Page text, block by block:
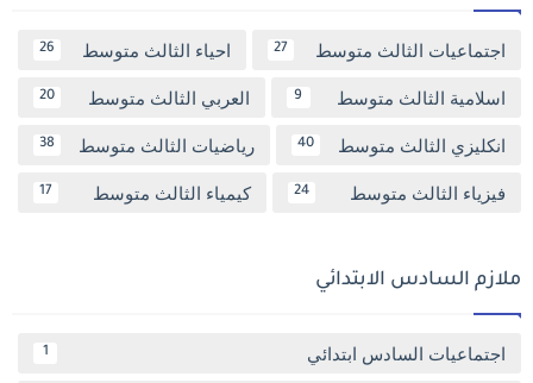
اجتماعيات الثالث متوسط 27 احياء الثالث متوسط 26
اسلامية الثالث متوسط 9 العربي الثالث متوسط 20
انكليزي الثالث متوسط 40 رياضيات الثالث متوسط 38
فيزياء الثالث متوسط 24 كيمياء الثالث متوسط 17
ملازم السادس الابتدائي
اجتماعيات السادس ابتدائي 1